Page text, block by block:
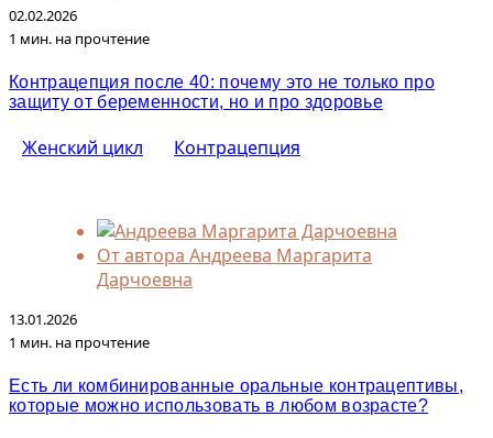
02.02.2026
1 мин. на прочтение
Контрацепция после 40: почему это не только про
защиту от беременности, но и про здоровье
Женский цикл Контрацепция
От автора Андреева Маргарита
Дарчоевна
13.01.2026
1 мин. на прочтение
Есть ли комбинированные оральные контрацептивы,
которые можно использовать в любом возрасте?